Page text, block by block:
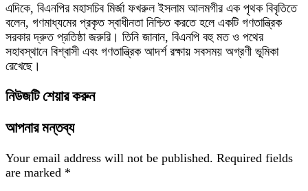
এদিকে, বিএনপির মহাসচিব মির্জা ফখরুল ইসলাম আলমগীর এক পৃথক বিবৃতিতে
বলেন, গণমাধ্যমের প্রকৃত স্বাধীনতা নিশ্চিত করতে হলে একটি গণতান্ত্রিক
সরকার দ্রুত প্রতিষ্ঠা জরুরি। তিনি জানান, বিএনপি বহু মত ও পথের
সহাবস্থানে বিশ্বাসী এবং গণতান্ত্রিক আদর্শ রক্ষায় সবসময় অগ্রণী ভূমিকা
রেখেছে।
নিউজটি শেয়ার করুন
আপনার মন্তব্য
Your email address will not be published. Required fields
are marked *